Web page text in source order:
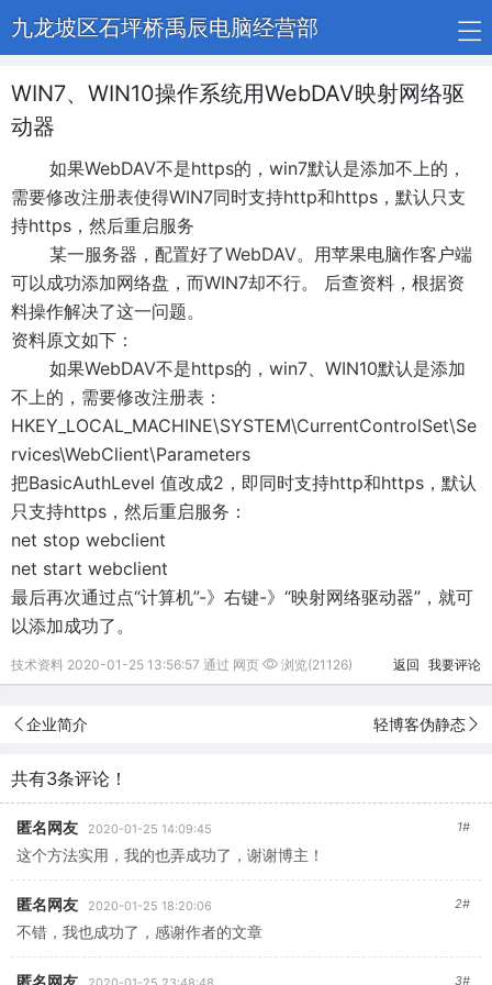
九龙坡区石坪桥禹辰电脑经营部
WIN7、WIN10操作系统用WebDAV映射网络驱
动器
如果WebDAV不是https的，win7默认是添加不上的，
需要修改注册表使得WIN7同时支持http和https，默认只支
持https，然后重启服务
某一服务器，配置好了WebDAV。用苹果电脑作客户端
可以成功添加网络盘，而WIN7却不行。 后查资料，根据资
料操作解决了这一问题。
资料原文如下：
如果WebDAV不是https的，win7、WIN10默认是添加
不上的，需要修改注册表：
HKEY_LOCAL_MACHINE\SYSTEM\CurrentControlSet\Se
rvices\WebClient\Parameters
把BasicAuthLevel 值改成2，即同时支持http和https，默认
只支持https，然后重启服务：
net stop webclient
net start webclient
最后再次通过点“计算机”-》右键-》“映射网络驱动器”，就可
以添加成功了。
技术资料 2020-01-25 13:56:57 通过 网页 浏览(21126) 返回 我要评论
企业简介 轻博客伪静态
共有3条评论！
匿名网友 2020-01-25 14:09:45 1#
这个方法实用，我的也弄成功了，谢谢博主！
匿名网友 2020-01-25 18:20:06 2#
不错，我也成功了，感谢作者的文章
匿名网友 3#